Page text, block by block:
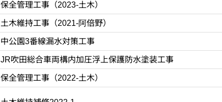
保全管理工事（2023-土木）
土木維持工事（2021-阿倍野）
中公園3番線漏水対策工事
JR吹田総合車両構内加圧浮上保護防水塗装工事
保全管理工事（2022-土木）